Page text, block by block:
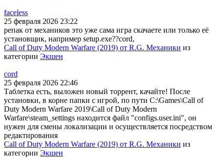
faceless
25 февраля 2026 23:22
репак от механиков это уже сама игра скачаете или только её
установщик, например setup.exe??cord,
Call of Duty Modern Warfare (2019) от R.G. Механики из
категории Экшен
cord
25 февраля 2026 22:46
Таблетка есть, выложен новый торрент, качайте! После
установки, в корне папки с игрой, по пути C:\Games\Call of
Duty Modern Warfare 2019\Call of Duty Modern
Warfare\steam_settings находится файл "configs.user.ini", он
нужен для смены локализации и осуществляется посредством
редактирования
Call of Duty Modern Warfare (2019) от R.G. Механики из
категории Экшен